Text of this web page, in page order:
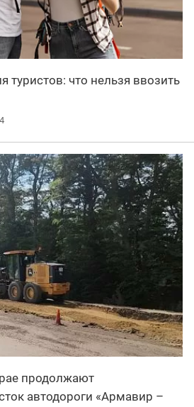
туристов: что нельзя ввозить
продолжают
автодороги «Армавир –